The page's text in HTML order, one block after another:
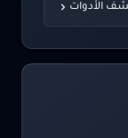
الأدوات